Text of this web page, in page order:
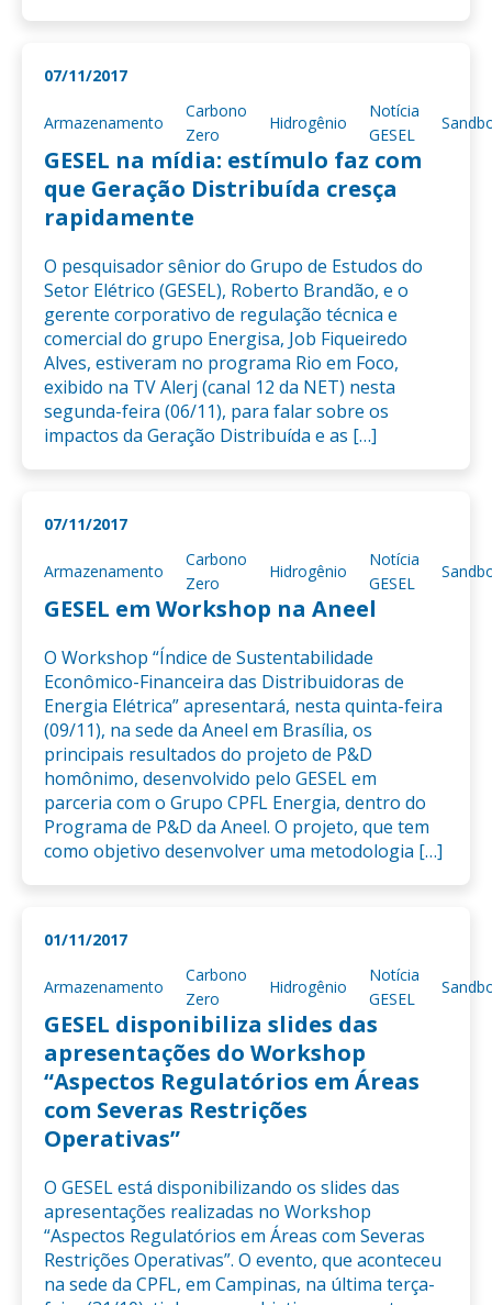
07/11/2017
Armazenamento
Carbono
Zero
Hidrogênio
Notícia
GESEL
GESEL na mídia: estímulo faz com
que Geração Distribuída cresça
rapidamente
O pesquisador sênior do Grupo de Estudos do
Setor Elétrico (GESEL), Roberto Brandão, e o
gerente corporativo de regulação técnica e
comercial do grupo Energisa, Job Fiqueiredo
Alves, estiveram no programa Rio em Foco,
exibido na TV Alerj (canal 12 da NET) nesta
segunda-feira (06/11), para falar sobre os
impactos da Geração Distribuída e as […]
07/11/2017
Armazenamento
Carbono
Zero
Hidrogênio
Notícia
GESEL
GESEL em Workshop na Aneel
O Workshop “Índice de Sustentabilidade
Econômico-Financeira das Distribuidoras de
Energia Elétrica” apresentará, nesta quinta-feira
(09/11), na sede da Aneel em Brasília, os
principais resultados do projeto de P&D
homônimo, desenvolvido pelo GESEL em
parceria com o Grupo CPFL Energia, dentro do
Programa de P&D da Aneel. O projeto, que tem
como objetivo desenvolver uma metodologia […]
01/11/2017
Armazenamento
Carbono
Zero
Hidrogênio
Notícia
GESEL
GESEL disponibiliza slides das
apresentações do Workshop
“Aspectos Regulatórios em Áreas
com Severas Restrições
Operativas”
O GESEL está disponibilizando os slides das
apresentações realizadas no Workshop
“Aspectos Regulatórios em Áreas com Severas
Restrições Operativas”. O evento, que aconteceu
na sede da CPFL, em Campinas, na última terça-